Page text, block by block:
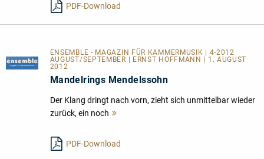
PDF-Download
ENSEMBLE - MAGAZIN FÜR KAMMERMUSIK | 4-2012
AUGUST/SEPTEMBER | ERNST HOFFMANN | 1. AUGUST
2012
Mandelrings Mendelssohn
Der Klang dringt nach vorn, zieht sich unmittelbar wieder
zurück, ein noch
PDF-Download